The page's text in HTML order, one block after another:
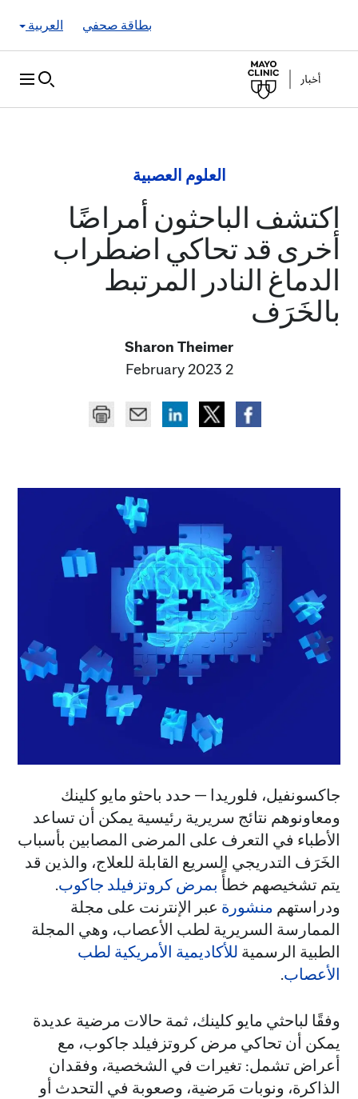
العربية
بطاقة صحفي
العلوم العصبية
اكتشف الباحثون أمراضًا
أخرى قد تحاكي اضطراب
الدماغ النادر المرتبط
بالخَرَف
Sharon Theimer
2 February 2023
جاكسونفيل، فلوريدا — حدد باحثو مايو كلينك
ومعاونوهم نتائج سريرية رئيسية يمكن أن تساعد
الأطباء في التعرف على المرضى المصابين بأسباب
الخَرَف التدريجي السريع القابلة للعلاج، والذين قد
يتم تشخيصهم خطأً بمرض كروتزفيلد جاكوب.
ودراستهم منشورة عبر الإنترنت على مجلة
الممارسة السريرية لطب الأعصاب، وهي المجلة
الطبية الرسمية للأكاديمية الأمريكية لطب
الأعصاب.
وفقًا لباحثي مايو كلينك، ثمة حالات مرضية عديدة
يمكن أن تحاكي مرض كروتزفيلد جاكوب، مع
أعراض تشمل: تغيرات في الشخصية، وفقدان
الذاكرة، ونوبات مَرضية، وصعوبة في التحدث أو